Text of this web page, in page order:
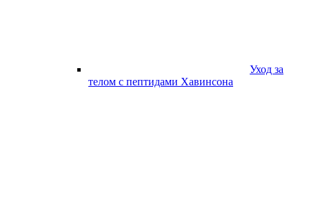
Уход за
телом с пептидами Хавинсона